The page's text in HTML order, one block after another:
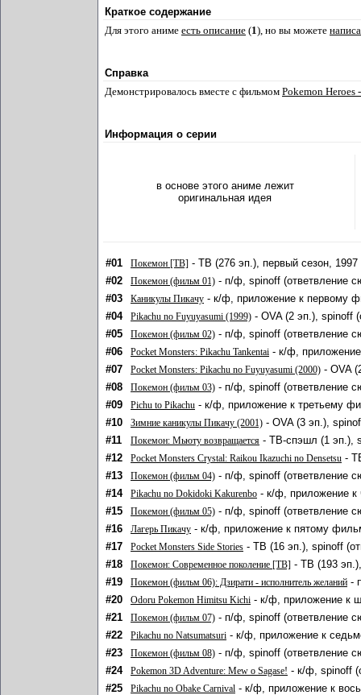
Краткое содержание
Для этого аниме есть описание (1), но вы можете
Справка
Демонстрировалось вместе с фильмом Pokemon Heroes
Информация о серии
в основе этого аниме лежит
оригинальная идея
#01 Покемон [ТВ] - ТВ (276 эп.), первый сезон, 1997
#02
Покемон (фильм 01) - п/ф, spinoff (ответвление
#03
Каникулы Пикачу - к/ф, приложение к первому
#04
Pikachu no Fuyuyasumi (1999) - OVA (2 эп.), spinoff
#05
Покемон (фильм 02) - п/ф, spinoff (ответвление
#06
Pocket Monsters: Pikachu Tankentai - к/ф,
#07
Pocket Monsters: Pikachu no Fuyuyasumi (2000) - OVA
#08
Покемон (фильм 03) - п/ф, spinoff (ответвление
#09
Pichu to Pikachu - к/ф, приложение к третьему
#10
Зимние каникулы Пикачу (2001) - OVA (3 эп.),
#11
Покемон: Мьюту возвращается - ТВ-спэшл (1 эп.),
#12
Pocket Monsters Crystal: Raikou Ikazuchi no Densetsu -
#13
Покемон (фильм 04) - п/ф, spinoff (ответвление
#14
Pikachu no Dokidoki Kakurenbo - к/ф, приложение к
#15
Покемон (фильм 05) - п/ф, spinoff (ответвление
#16
Лагерь Пикачу - к/ф, приложение к пятому
#17
Pocket Monsters Side Stories - ТВ (16 эп.), spinoff
#18
Покемон: Современное поколение [ТВ] - ТВ (193
#19
Покемон (фильм 06): Дзирати - исполнитель желаний -
#20
Odoru Pokemon Himitsu Kichi - к/ф, приложение к
#21
Покемон (фильм 07) - п/ф, spinoff (ответвление
#22
Pikachu no Natsumatsuri - к/ф, приложение к
#23
Покемон (фильм 08) - п/ф, spinoff (ответвление
#24
Pokemon 3D Adventure: Mew o Sagase! - к/ф, spinoff
#25
Pikachu no Obake Carnival - к/ф, приложение к